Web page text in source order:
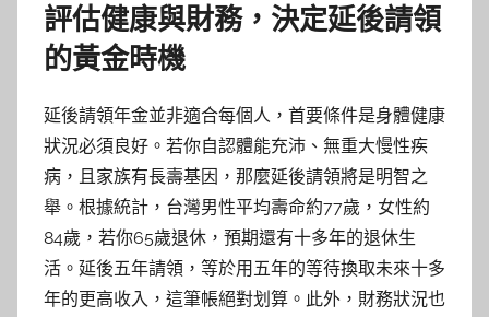
評估健康與財務，決定延後請領
的黃金時機
延後請領年金並非適合每個人，首要條件是身體健康
狀況必須良好。若你自認體能充沛、無重大慢性疾
病，且家族有長壽基因，那麼延後請領將是明智之
舉。根據統計，台灣男性平均壽命約77歲，女性約
84歲，若你65歲退休，預期還有十多年的退休生
活。延後五年請領，等於用五年的等待換取未來十多
年的更高收入，這筆帳絕對划算。此外，財務狀況也